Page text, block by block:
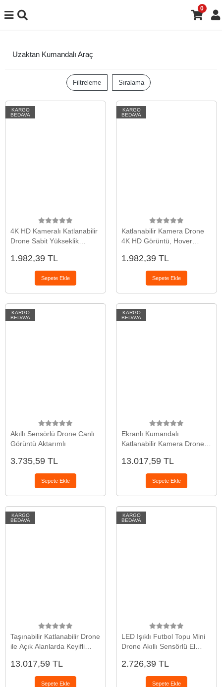
0
Uzaktan Kumandalı Araç
Filtreleme Sıralama
KARGO
BEDAVA
4K HD Kameralı Katlanabilir
Drone Sabit Yükseklik
Drone
1.982,39 TL
Sepete Ekle
KARGO
BEDAVA
Katlanabilir Kamera Drone
4K HD Görüntü, Hover
Kumanda
1.982,39 TL
Sepete Ekle
KARGO
BEDAVA
Akıllı Sensörlü Drone Canlı
Görüntü Aktarımlı
3.735,59 TL
Sepete Ekle
KARGO
BEDAVA
Ekranlı Kumandalı
Katlanabilir Kamera Drone
13.017,59 TL
Sepete Ekle
KARGO
BEDAVA
Taşınabilir Katlanabilir Drone
ile Açık Alanlarda Keyifli
13.017,59 TL
Sepete Ekle
KARGO
BEDAVA
LED Işıklı Futbol Topu Mini
Drone Akıllı Sensörlü El
2.726,39 TL
Sepete Ekle